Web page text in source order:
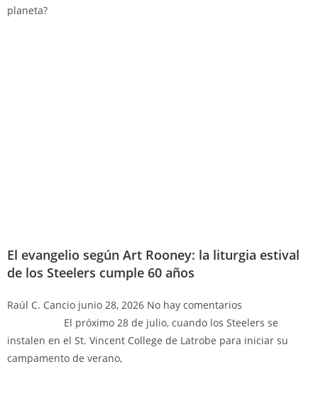
planeta?
El evangelio según Art Rooney: la liturgia estival
de los Steelers cumple 60 años
Raúl C. Cancio junio 28, 2026 No hay comentarios
El próximo 28 de julio, cuando los Steelers se
instalen en el St. Vincent College de Latrobe para iniciar su
campamento de verano,